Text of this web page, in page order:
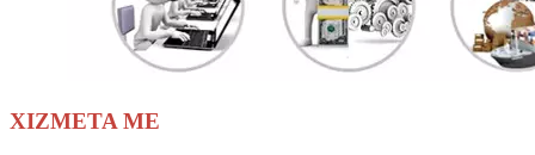
XIZMETA ME